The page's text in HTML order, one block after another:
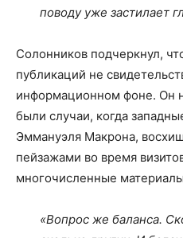
поводу уже застилает
Солонников подчеркнул,
публикаций не
информационном фоне. Он
были случаи, когда
Эммануэля Макрона,
пейзажами во время
многочисленные
«Вопрос же баланса.